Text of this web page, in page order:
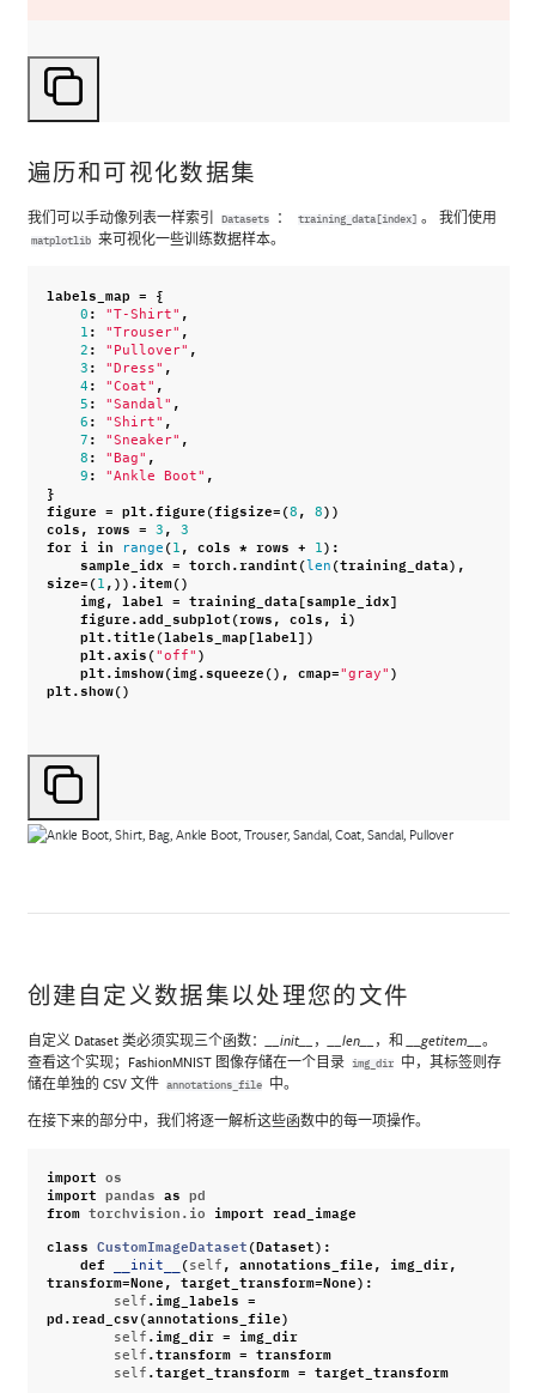
遍历和可视化数据集
我们可以手动像列表一样索引 Datasets ： training_data[index] 。 我们使用
matplotlib 来可视化一些训练数据样本。
labels_map = {
0 : "T-Shirt" ,
1 : "Trouser" ,
2 : "Pullover" ,
3 : "Dress" ,
4: "Coat" ,
5 : "Sandal" ,
6 : "Shirt" ,
7 : "Sneaker" ,
8 : "Bag" ,
9 : "Ankle Boot" ,
}
figure = plt.figure(figsize=(8 , 8))
cols, rows = 3 , 3
for i in range (1 , cols * rows + 1 ):
sample_idx = torch.randint(len (training_data),
size=(1 ,)) .item()
img, label = training_data[sample_idx]
figure.add_subplot(rows, cols, i)
plt.title(labels_map[label ])
plt.axis("off" )
plt.imshow(img.squeeze(), cmap="gray" )
plt.show()
创建自定义数据集以处理您的文件
自定义 Dataset 类必须实现三个函数： __init__ ， __len__ ，和 __getitem__。
查看这个实现；FashionMNIST 图像存储在一个目录
img_dir
中，其标签则存
储在单独的 CSV 文件
annotations_file 中。
在接下来的部分中，我们将逐一解析这些函数中的每一项操作。
import os
import pandas as pd
from torchvision.io import read_image
class CustomImageDataset(Dataset):
def
__init__ (self , annotations_file, img_dir,
transform=None, target_transform=None):
self .img_labels =
pd.read_csv(annotations_file)
self .img_dir = img_dir
self .transform = transform
self .target_transform = target_transform